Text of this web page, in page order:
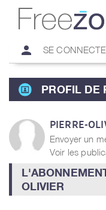
person SE
PROFIL DE
PIERRE-
Envoyer un
Voir les
OLIVIER